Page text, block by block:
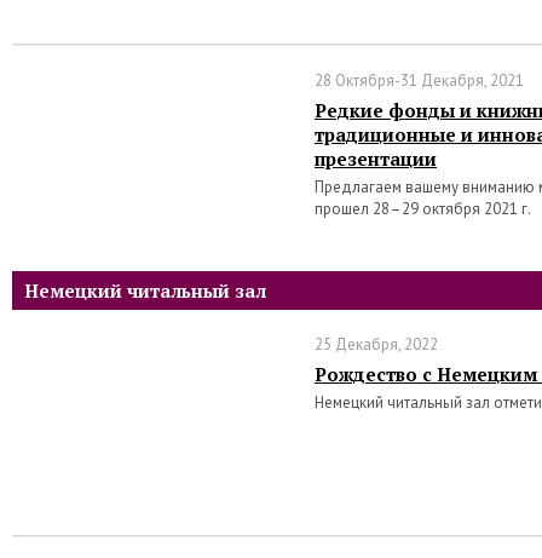
28 Октября-31 Декабря, 2021
Редкие фонды и
традиционные и
презентации
Предлагаем вашему вниманию
прошел 28–29 октября 2021 г.
Немецкий читальный зал
25 Декабря, 2022
Рождество с Немецким
Немецкий читальный зал